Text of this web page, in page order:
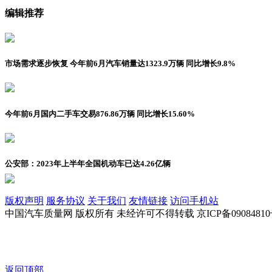
编辑推荐
市场需求逐步恢复 今年前6月汽车销量达1323.9万辆 同比增长9.8%
今年前6月国内二手车交易876.86万辆 同比增长15.60%
公安部：2023年上半年全国机动车已达4.26亿辆
版权声明 服务协议 关于我们 友情链接 访问手机站
中国汽车质量网 版权所有 未经许可不得转载 京ICP备09084810
返回顶部